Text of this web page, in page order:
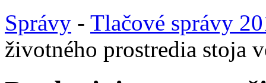
Správy - Tlačové správy
životného prostredia stoja